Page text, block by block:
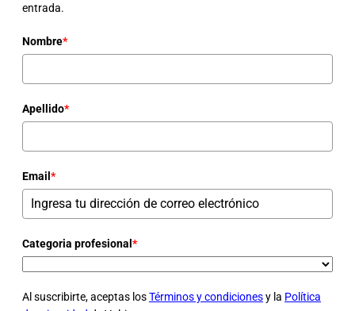
entrada.
Nombre*
Apellido*
Email *
Categoria profesional *
Al suscribirte, aceptas losTérminos y condicionesy la Política